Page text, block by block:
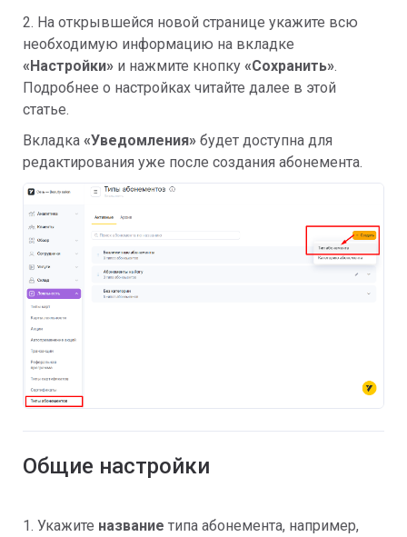
2. На открывшейся новой странице укажите всю
необходимую информацию на вкладке
«Настройки» и нажмите кнопку «Сохранить».
Подробнее о настройках читайте далее в этой
статье.
Вкладка «Уведомления» будет доступна для
редактирования уже после создания абонемента.
Общие настройки
1. Укажите название типа абонемента, например,